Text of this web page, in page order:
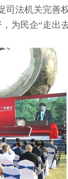
司法机关完善
为民企“走出